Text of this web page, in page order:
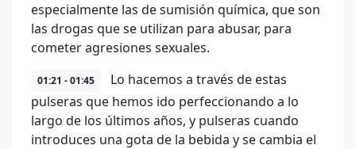
especialmente las de sumisión química, que son
las drogas que se utilizan para abusar, para
cometer agresiones sexuales.
01:21 - 01:45
Lo hacemos a través de estas
pulseras que hemos ido perfeccionando a lo
largo de los últimos años, y pulseras cuando
introduces una gota de la bebida y se cambia el